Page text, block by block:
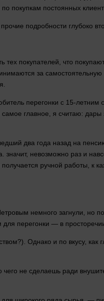
покупкам постоянных
подробности глубоко
покупателей, что
за самостоятельную
перегонки с 15-
самое главное , я считаю:
два года назад на
значит, невозможно раз и
ручной работы , к
немного загнули, но
перегонки — в
Однако и по вкусу, как
чего не сделаешь ради